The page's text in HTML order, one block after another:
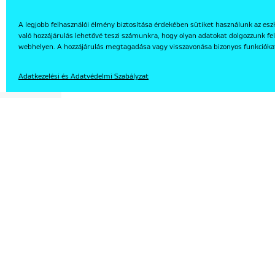
A legjobb felhasználói élmény biztosítása érdekében sütiket használunk az
való hozzájárulás lehetővé teszi számunkra, hogy olyan adatokat dolgozzunk
webhelyen. A hozzájárulás megtagadása vagy visszavonása bizonyos
Adatkezelési és Adatvédelmi Szabályzat
EN